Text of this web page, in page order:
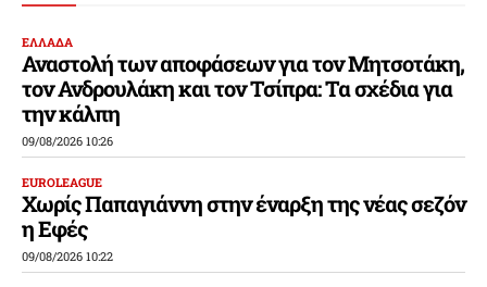
ΕΛΛΑΔΑ
Αναστολή των αποφάσεων για τον Μητσοτάκη,
τον Ανδρουλάκη και τον Τσίπρα: Τα σχέδια για
την κάλπη
09/08/2026 10:26
EUROLEAGUE
Χωρίς Παπαγιάννη στην έναρξη της νέας σεζόν
η Εφές
09/08/2026 10:22